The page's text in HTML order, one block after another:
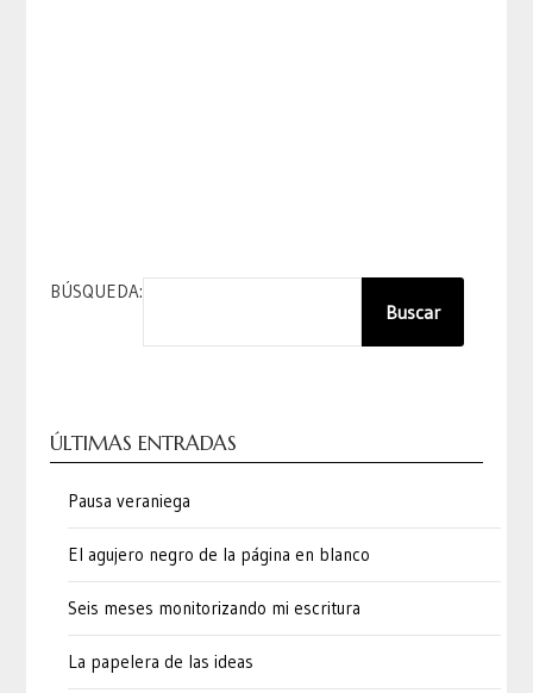
BÚSQUEDA:
Buscar
ÚLTIMAS ENTRADAS
Pausa veraniega
El agujero negro de la página en blanco
Seis meses monitorizando mi escritura
La papelera de las ideas